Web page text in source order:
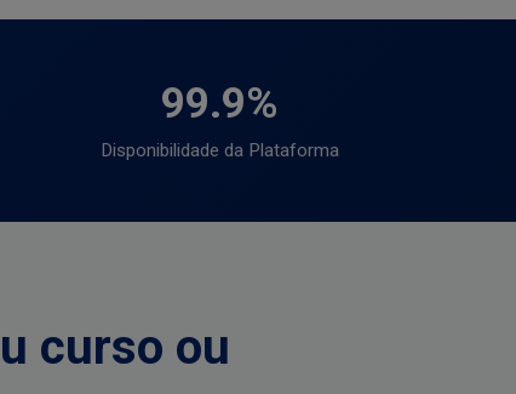
99.9%
Disponibilidade da Plataforma
curso ou